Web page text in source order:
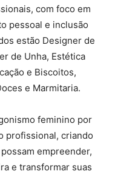
com foco em
pessoal e inclusão
estão Designer de
de Unha, Estética
e Biscoitos,
e Marmitaria.
feminino por
profissional, criando
empreender,
e transformar suas